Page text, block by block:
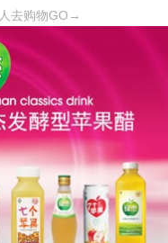
人去购物GO→